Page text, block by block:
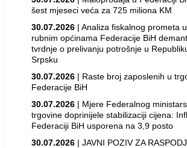
šest mjeseci veća za 725 miliona KM
30.07.2026 | Analiza fiskalnog prometa u
rubnim općinama Federacije BiH
tvrdnje o prelivanju potrošnje u
Srpsku
30.07.2026 | Raste broj zaposlenih u
Federacije BiH
30.07.2026 | Mjere Federalnog
trgovine doprinijele stabilizaciji cijena:
Federaciji BiH usporena na 3,9 posto
30.07.2026 | JAVNI POZIV ZA